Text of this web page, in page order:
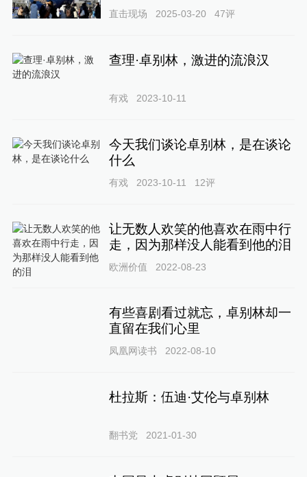
直击现场 2025-03-20 47评
查理·卓别林，激进的流浪汉
有戏 2023-10-11
今天我们谈论卓别林，是在谈论
什么
有戏 2023-10-11 12评
让无数人欢笑的他喜欢在雨中行
走，因为那样没人能看到他的泪
欧洲价值 2022-08-23
有些喜剧看过就忘，卓别林却一
直留在我们心里
凤凰网读书 2022-08-10
杜拉斯：伍迪·艾伦与卓别林
翻书党 2021-01-30